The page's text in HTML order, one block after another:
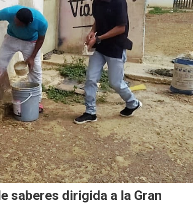
saberes dirigida a la Gran